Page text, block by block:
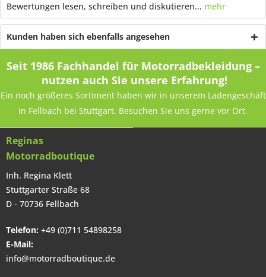
Bewertungen lesen, schreiben und diskutieren... mehr
Kunden haben sich ebenfalls angesehen
Seit 1986 Fachhandel für Motorradbekleidung –
nutzen auch Sie unsere Erfahrung!
Ein noch größeres Sortiment haben wir in unserem Ladengeschäft
in Fellbach bei Stuttgart. Besuchen Sie uns gerne vor Ort.
Reginas
Motorradboutique
Inh. Regina Klett
Stuttgarter Straße 68
D - 70736 Fellbach
Telefon: +49 (0)711 54898258
E-Mail:
info@motorradboutique.de